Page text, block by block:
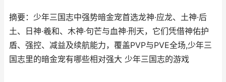
摘要：少年三国志中强势暗金宠首选龙神·应龙、土神·后
土、日神·羲和、木神·句芒与血神·刑天，它们凭借神佑护
盾、强控、减益及续航能力，覆盖PVP与PVE全场,少年三
国志里的暗金宠有哪些相对强大 少年三国志的游戏